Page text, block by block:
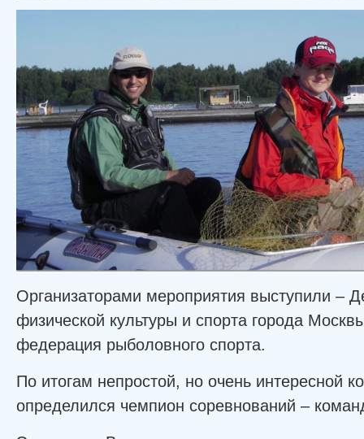
Организаторами мероприятия выступили –
физической культуры и спорта города
федерация рыболовного спорта.
По итогам непростой, но очень интересной
определился чемпион соревнований –